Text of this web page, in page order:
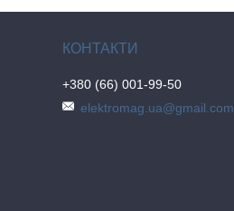
+380 (66) 001-99-50
elektromag.ua@gmail.com